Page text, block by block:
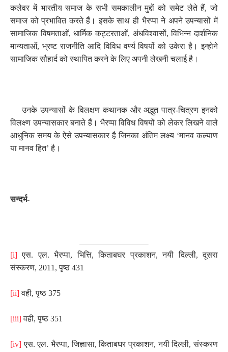
कलेवर में भारतीय समाज के सभी समकालीन मुद्दों को समेट लेते हैं,जो
समाज को प्रभावित करते हैं। इसके साथ ही भैरप्पा ने अपने उपन्यासों में
सामाजिक विषमताओं,धार्मिक कट्टरताओं, अंधविश्वासों,विभिन्न दार्शनिक
मान्यताओं, भ्रष्ट राजनीति आदि विविध वर्ण्य विषयों को उकेरा है। इन्होने
सामाजिक सौहार्द को स्थापित करने के लिए अपनी लेखनी चलाई है।
उनके उपन्यासों के विलक्षण कथानक और अद्भुत पात्र-चित्रण इनको
विलक्ष्ण उपन्यासकार बनाते हैं। भैरप्पा विविध विषयों को लेकर लिखने वाले
आधुनिक समय के ऐसे उपन्यासकार है जिनका अंतिम लक्ष्य ‘मानव कल्याण
या मानव हित’ है।
सन्दर्भ-
[i] एस. एल. भैरप्पा,भित्ति,किताबघर प्रकाशन,नयी दिल्ली,दूसरा
संस्करण, 2011 ,पृष्ठ 431
[ii] वही, पृष्ठ 375
[iii] वही, पृष्ठ 351
[iv] एस. एल. भैरप्पा,जिज्ञासा,किताबघर प्रकाशन,नयी दिल्ली,संस्करण